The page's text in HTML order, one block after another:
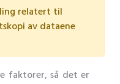
relatert til
av dataene
faktorer, så det er